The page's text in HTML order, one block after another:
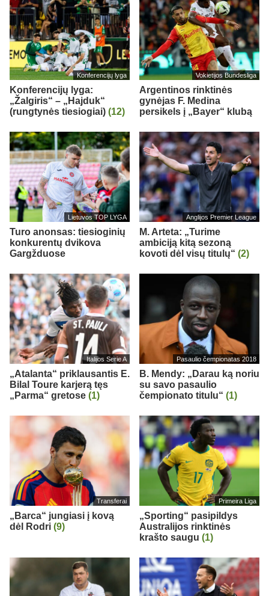
Konferencijų lyga
Konferencijų lyga:
„Žalgiris“ – „Hajduk“
(rungtynės tiesiogiai) (12)
Vokietijos Bundesliga
Argentinos rinktinės
gynėjas F. Medina
persikels į „Bayer“ klubą
Lietuvos TOP LYGA
Turo anonsas: tiesioginių
konkurentų dvikova
Gargžduose
Anglijos Premier League
M. Arteta: „Turime
ambiciją kitą sezoną
kovoti dėl visų titulų“ (2)
Italijos Serie A
„Atalanta“ priklausantis E.
Bilal Toure karjerą tęs
„Parma“ gretose (1)
Pasaulio čempionatas 2018
B. Mendy: „Darau ką noriu
su savo pasaulio
čempionato titulu“ (1)
Transferai
„Barca“ jungiasi į kovą
dėl Rodri (9)
Primeira Liga
„Sporting“ pasipildys
Australijos rinktinės
krašto saugu (1)